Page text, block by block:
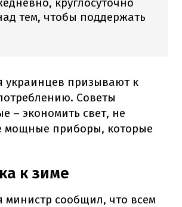
тем, чтобы поддержать
украинцев призывают к
Советы
– экономить свет, не
мощные приборы, которые
к зиме
министр сообщил, что всем